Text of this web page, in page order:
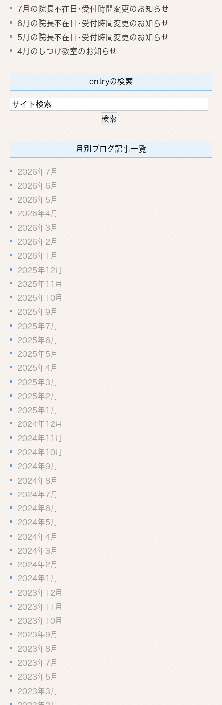
7月の院長不在日･受付時間変更のお知らせ
6月の院長不在日･受付時間変更のお知らせ
5月の院長不在日･受付時間変更のお知らせ
4月のしつけ教室のお知らせ
entryの検索
月別ブログ記事一覧
2026年7月
2026年6月
2026年5月
2026年4月
2026年3月
2026年2月
2026年1月
2025年12月
2025年11月
2025年10月
2025年9月
2025年7月
2025年6月
2025年5月
2025年4月
2025年3月
2025年2月
2025年1月
2024年12月
2024年11月
2024年10月
2024年9月
2024年8月
2024年7月
2024年6月
2024年5月
2024年4月
2024年3月
2024年2月
2024年1月
2023年12月
2023年11月
2023年10月
2023年9月
2023年8月
2023年7月
2023年5月
2023年3月